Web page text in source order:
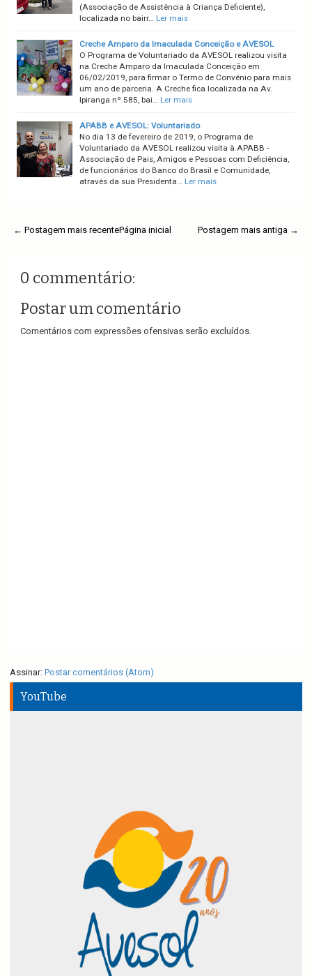
(Associação de Assistência à Criança Deficiente),
localizada no bairr… Ler mais
Creche Amparo da Imaculada Conceição e AVESOL
O Programa de Voluntariado da AVESOL realizou visita
na Creche Amparo da Imaculada Conceição em
06/02/2019, para firmar o Termo de Convênio para mais
um ano de parceria. A Creche fica localizada na Av.
Ipiranga nº 585, bai… Ler mais
APABB e AVESOL: Voluntariado
No dia 13 de fevereiro de 2019, o Programa de
Voluntariado da AVESOL realizou visita à APABB -
Associação de Pais, Amigos e Pessoas com Deficiência,
de funcionários do Banco do Brasil e Comunidade,
através da sua Presidenta… Ler mais
← Postagem mais recente Postagem mais antiga →
Página inicial
0 commentário:
Postar um comentário
Comentários com expressões ofensivas serão excluídos.
Assinar: Postar comentários (Atom)
YouTube